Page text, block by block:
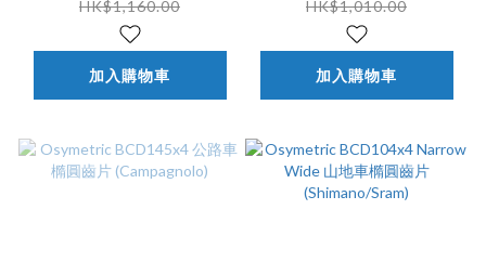
FC-6800/ FC-5800)
HK$1,160.00
加入購物車
XTR FC M980)
HK$1,010.00
加入購物車